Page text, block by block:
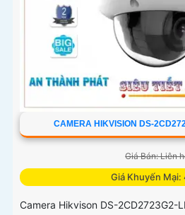
CAMERA HIKVISION DS-
Giá Bán: Liên
Giá Khuyến Mại:
Camera Hikvison DS-2CD2723G2-